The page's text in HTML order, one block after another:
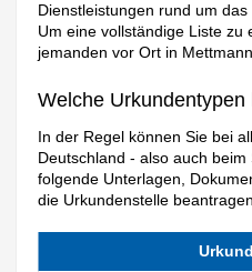
Dienstleistungen rund um
Um eine vollständige Liste zu
jemanden vor Ort in
Welche
In der Regel können Sie bei
Deutschland - also auch
folgende Unterlagen,
die Urkundenstelle